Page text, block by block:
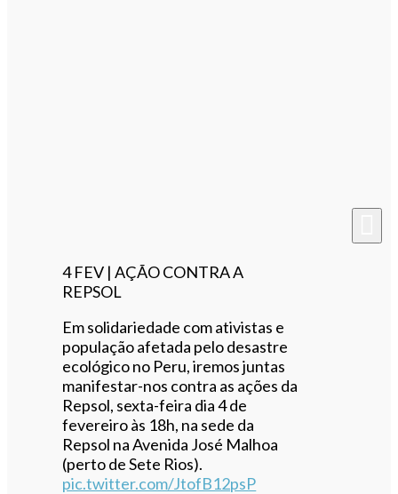
4 FEV | AÇÃO CONTRA A
REPSOL
Em solidariedade com ativistas e
população afetada pelo desastre
ecológico no Peru, iremos juntas
manifestar-nos contra as ações da
Repsol, sexta-feira dia 4 de
fevereiro às 18h, na sede da
Repsol na Avenida José Malhoa
(perto de Sete Rios).
pic.twitter.com/JtofB12psP